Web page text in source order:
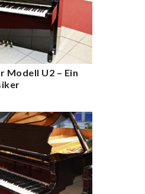
Modell U2 – Ein